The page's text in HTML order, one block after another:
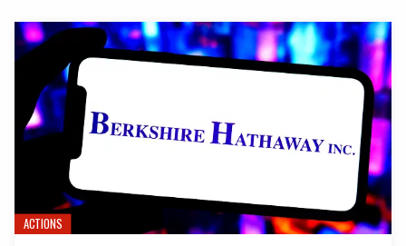
ACTIONS